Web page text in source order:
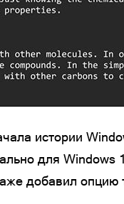
истории
для
добавил